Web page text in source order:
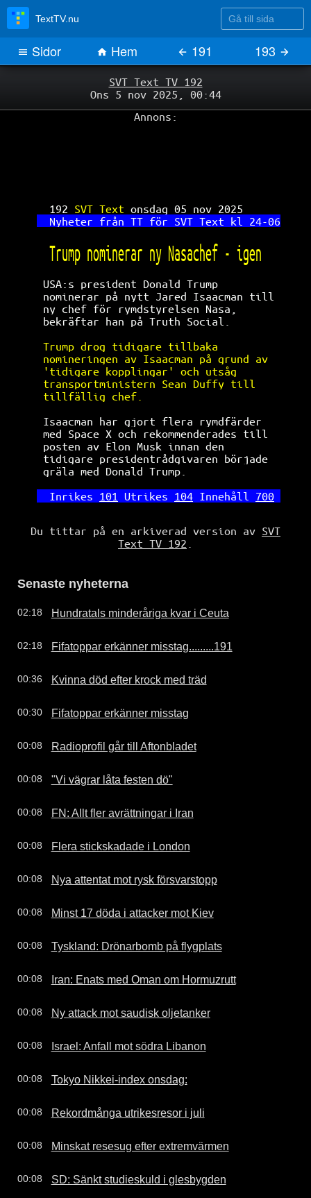
SVT Text TV 192
Ons 5 nov 2025, 00:44
Annons:
192 SVT Text onsdag 05 nov 2025
Nyheter från TT för SVT Text kl 24-06
Trump nominerar ny Nasachef - igen
USA:s president Donald Trump
nominerar på nytt Jared Isaacman till
ny chef för rymdstyrelsen Nasa,
bekräftar han på Truth Social.
Trump drog tidigare tillbaka
nomineringen av Isaacman på grund av
'tidigare kopplingar' och utsåg
transportministern Sean Duffy till
tillfällig chef.
Isaacman har gjort flera rymdfärder
med Space X och rekommenderades till
posten av Elon Musk innan den
tidigare presidentrådgivaren började
gräla med Donald Trump.
Inrikes 101 Utrikes 104 Innehåll 700
Du tittar på en arkiverad version av SVT
Text TV 192
Senaste nyheterna
02:18 Hundratals minderåriga kvar i Ceuta
02:18 Fifatoppar erkänner misstag.........191
00:36 Kvinna död efter krock med träd
00:30 Fifatoppar erkänner misstag
00:08 Radioprofil går till Aftonbladet
00:08 "Vi vägrar låta festen dö"
00:08 FN: Allt fler avrättningar i Iran
00:08 Flera stickskadade i London
00:08 Nya attentat mot rysk försvarstopp
00:08 Minst 17 döda i attacker mot Kiev
00:08 Tyskland: Drönarbomb på flygplats
00:08 Iran: Enats med Oman om Hormuzrutt
00:08 Ny attack mot saudisk oljetanker
00:08 Israel: Anfall mot södra Libanon
00:08 Tokyo Nikkei-index onsdag:
00:08 Rekordmånga utrikesresor i juli
00:08 Minskat resesug efter extremvärmen
00:08 SD: Sänkt studieskuld i glesbygden
TextTV.nu Gå till sida
Sidor Hem 191 193